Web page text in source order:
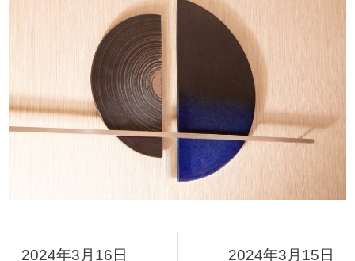
2024年3月16日
2024年3月15日